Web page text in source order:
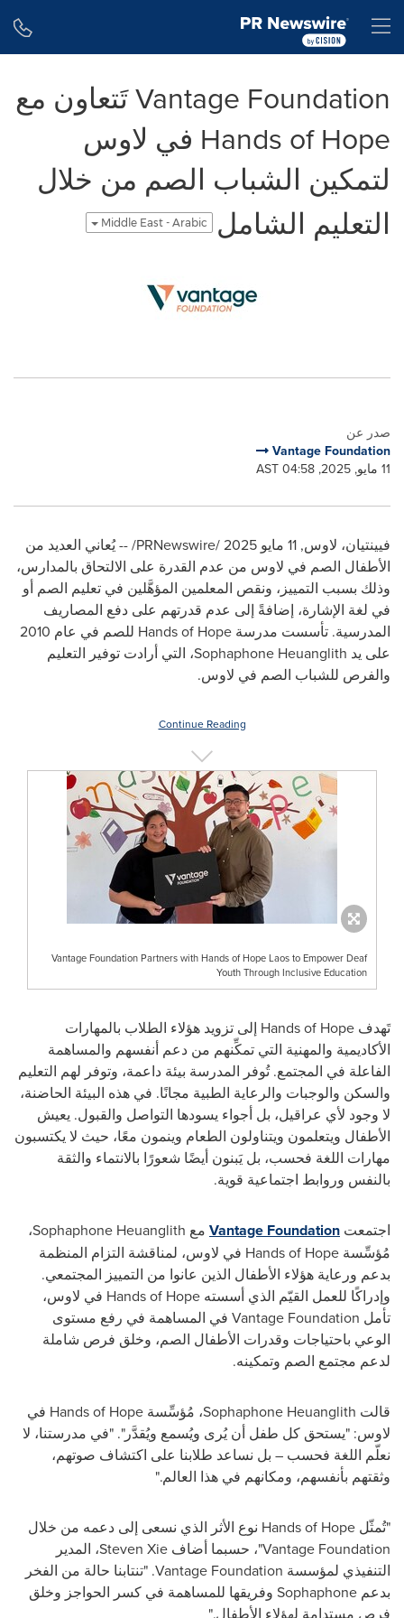
Vantage Foundation تَتعاون مع
Hands of Hope في لاوس
لتمكين الشباب الصم من خلال
التعليم الشامل
Middle East - Arabic
صدر عن
Vantage Foundation
11 مايو, 2025, 04:58 AST
فيينتيان، لاوس, 11 مايو 2025
/PRNewswire/ -- يُعاني العديد من
الأطفال الصم في لاوس من عدم القدرة على الالتحاق بالمدارس،
وذلك بسبب التمييز، ونقص المعلمين المؤهَّلين في تعليم الصم أو
في لغة الإشارة، إضافةً إلى عدم قدرتهم على دفع المصاريف
المدرسية. تأسست مدرسة Hands of Hope للصم في عام 2010
على يد Sophaphone Heuanglith، التي أرادت توفير التعليم
والفرص للشباب الصم في لاوس.
Continue Reading
Vantage Foundation Partners with Hands of Hope Laos to Empower Deaf
Youth Through Inclusive Education
تَهدف Hands of Hope إلى تزويد هؤلاء الطلاب بالمهارات
الأكاديمية والمهنية التي تمكِّنهم من دعم أنفسهم والمساهمة
الفاعلة في المجتمع. تُوفر المدرسة بيئة داعمة، وتوفر لهم التعليم
والسكن والوجبات والرعاية الطبية مجانًا. في هذه البيئة الحاضنة،
لا وجود لأي عراقيل، بل أجواء يسودها التواصل والقبول. يعيش
الأطفال ويتعلمون ويتناولون الطعام وينمون معًا، حيث لا يكتسبون
مهارات اللغة فحسب، بل يَبنون أيضًا شعورًا بالانتماء والثقة
بالنفس وروابط اجتماعية قوية.
اجتمعت Vantage Foundation
مع Sophaphone Heuanglith،
مُؤسِّسة Hands of Hope في لاوس، لمناقشة التزام المنظمة
بدعم ورعاية هؤلاء الأطفال الذين عانوا من التمييز المجتمعي.
وإدراكًا للعمل القيّم الذي أسسته Hands of Hope في لاوس،
تأمل Vantage Foundation في المساهمة في رفع مستوى
الوعي باحتياجات وقدرات الأطفال الصم، وخلق فرص شاملة
لدعم مجتمع الصم وتمكينه.
قالت Sophaphone Heuanglith، مُؤسِّسة Hands of Hope في
لاوس: "يستحق كل طفل أن يُرى ويُسمع ويُقدَّر". "في مدرستنا، لا
نعلّم اللغة فحسب – بل نساعد طلابنا على اكتشاف صوتهم،
وثقتهم بأنفسهم، ومكانهم في هذا العالم."
"تُمثّل Hands of Hope نوع الأثر الذي نسعى إلى دعمه من خلال
Vantage Foundation"، حسبما أضاف Steven Xie، المدير
التنفيذي لمؤسسة Vantage Foundation. "تنتابنا حالة من الفخر
بدعم Sophaphone وفريقها للمساهمة في كسر الحواجز وخلق
فرص مستدامة لهؤلاء الأطفال."